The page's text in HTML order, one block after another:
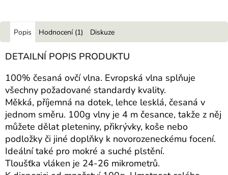
Popis Hodnocení (1) Diskuze
DETAILNÍ POPIS PRODUKTU
100% česaná ovčí vlna. Evropská vlna splňuje
všechny požadované standardy kvality.
Měkká, příjemná na dotek, lehce lesklá, česaná v
jednom směru. 100g vlny je 4 m česance, takže z něj
můžete dělat pleteniny, přikrývky, koše nebo
podložky či jiné doplňky k novorozeneckému focení.
Ideální také pro mokré a suché plstění.
Tloušťka vláken je 24-26 mikrometrů.